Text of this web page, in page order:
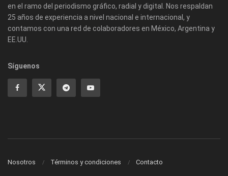
en el ramo del periodismo gráfico, radial y digital. Nos respaldan
25 años de experiencia a nivel nacional e internacional, y
contamos con una red de colaboradores en México, Argentina y
EE.UU.
Síguenos
Nosotros Términos y condiciones Contacto